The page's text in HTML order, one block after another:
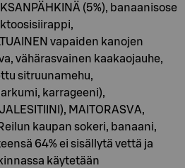
(5%), banaanisose
vapaiden kanojen
vähärasvainen kaakaojauhe,
sitruunamehu,
karrageeni),
MAITORASVA,
kaupan sokeri, banaani,
64% ei sisällytä vettä ja
käytetään